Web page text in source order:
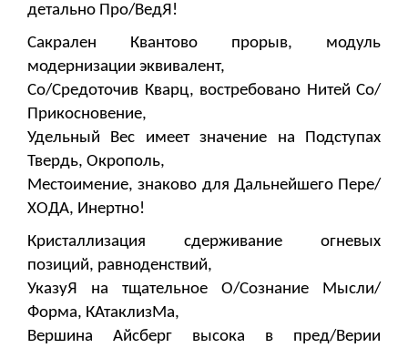
детально Про/ВедЯ!
Сакрален Квантово прорыв, модуль
модернизации эквивалент,
Со/Средоточив Кварц, востребовано Нитей Со/
Прикосновение,
Удельный Вес имеет значение на Подступах
Твердь, Окрополь,
Местоимение, знаково для Дальнейшего Пере/
ХОДА, Инертно!
Кристаллизация сдерживание огневых
позиций, равноденствий,
УказуЯ на тщательное О/Сознание Мысли/
Форма, КАтаклизМа,
Вершина Айсберг высока в пред/Верии